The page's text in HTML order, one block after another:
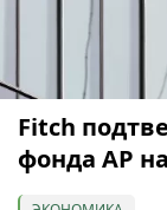
Fitch
фонда АР